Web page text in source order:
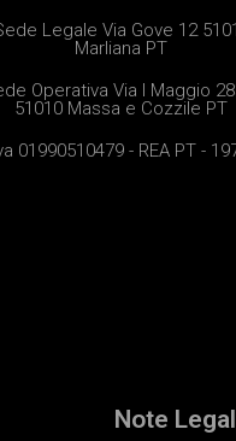
Legale Via Gove 12
Marliana PT
Operativa Via I Maggio
51010 Massa e Cozzile PT
01990510479 - REA PT -
Note